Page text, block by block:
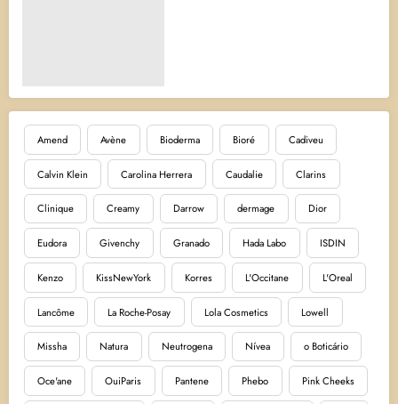
Amend Avène Bioderma Bioré Cadiveu
Calvin Klein Carolina Herrera Caudalie Clarins
Clinique Creamy Darrow dermage Dior
Eudora Givenchy Granado Hada Labo ISDIN
Kenzo KissNewYork Korres L'Occitane L'Oreal
Lancôme La Roche-Posay Lola Cosmetics Lowell
Missha Natura Neutrogena Nívea o Boticário
Oce'ane OuiParis Pantene Phebo Pink Cheeks